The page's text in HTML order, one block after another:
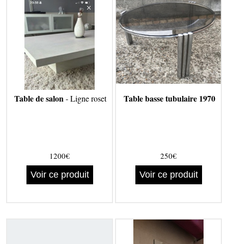
Table de salon- Ligne roset
1200€
Voir ce produit
Table basse tubulaire 1970
250€
Voir ce produit